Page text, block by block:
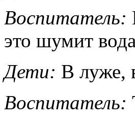
Воспитатель:
это шумит
Дети: В луже,
Воспитатель: